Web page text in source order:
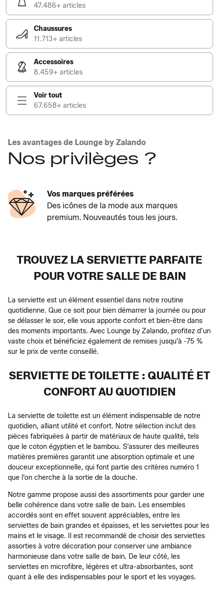
47.486+ articles
Chaussures
11.713+ articles
Accessoires
8.459+ articles
Voir tout
67.658+ articles
Les avantages de Lounge by Zalando
Nos privilèges ?
Vos marques préférées
Des icônes de la mode aux marques
premium. Nouveautés tous les jours.
TROUVEZ LA SERVIETTE PARFAITE
POUR VOTRE SALLE DE BAIN
La serviette est un élément essentiel dans notre routine
quotidienne. Que ce soit pour bien démarrer la journée ou pour
se délasser le soir, elle vous apporte confort et bien-être dans
des moments importants. Avec Lounge by Zalando, profitez d’un
vaste choix et bénéficiez également de remises jusqu’à -75 %
sur le prix de vente conseillé.
SERVIETTE DE TOILETTE : QUALITÉ ET
CONFORT AU QUOTIDIEN
La serviette de toilette est un élément indispensable de notre
quotidien, alliant utilité et confort. Notre sélection inclut des
pièces fabriquées à partir de matériaux de haute qualité, tels
que le coton égyptien et le bambou. S’assurer des meilleures
matières premières garantit une absorption optimale et une
douceur exceptionnelle, qui font partie des critères numéro 1
que l’on cherche à la sortie de la douche.
Notre gamme propose aussi des assortiments pour garder une
belle cohérence dans votre salle de bain. Les ensembles
accordés sont en effet souvent appréciables, entre les
serviettes de bain grandes et épaisses, et les serviettes pour les
mains et le visage. Il est recommandé de choisir des serviettes
assorties à votre décoration pour conserver une ambiance
harmonieuse dans votre salle de bain. De leur côté, les
serviettes en microfibre, légères et ultra-absorbantes, sont
quant à elle des indispensables pour le sport et les voyages.